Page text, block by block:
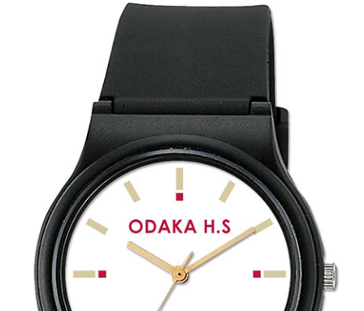
目覚まし時計(集合)
知育目覚まし時計(集合・園舎)
カード付フォトフレームクロック(集合)
目覚まし時計(集合＋個別)
メロディ時計(集合)
音声時計(集合)
目覚まし時計(個別)
お絵かきギャラリープラス(絵＋個別)
メロディ時計(個別)